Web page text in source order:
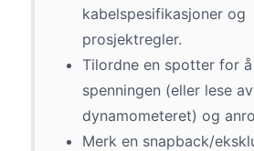
kabelspesifikasjoner og
prosjektregler.
Tilordne en spotter for
spenningen (eller lese av
dynamometeret) og
Merk en snapback/